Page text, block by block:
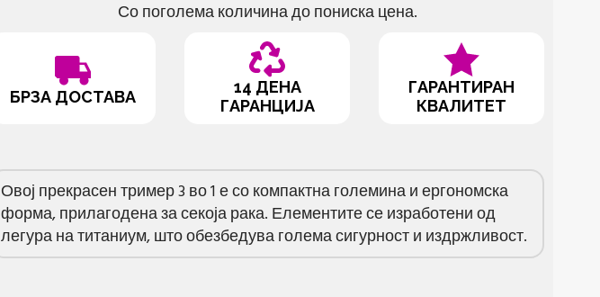
Со поголема количина до пониска цена.
БРЗА ДОСТАВА
14 ДЕНА
ГАРАНЦИЈА
ГАРАНТИРАН
КВАЛИТЕТ
Овој прекрасен тример 3 во 1 е со компактна големина и ергономска
форма, прилагодена за секоја рака. Елементите се изработени од
легура на титаниум, што обезбедува голема сигурност и издржливост.